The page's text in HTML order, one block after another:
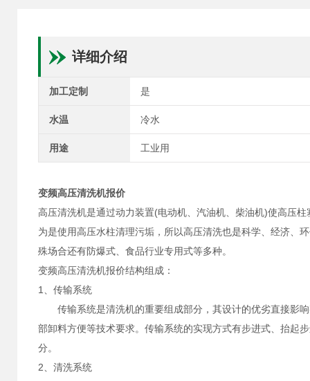
详细介绍
加工定制 是
水温 冷水
用途 工业用
变频高压清洗机报价
高压清洗机是通过动力装置(电动机、汽油机、柴油机)使高压
为是使用高压水柱清理污垢，所以高压清洗也是科学、经济、
殊场合还有防爆式、食品行业专用式等多种。
变频高压清洗机报价结构组成：
1、传输系统
传输系统是清洗机的重要组成部分，其设计的优劣直接影响
部卸料方便等技术要求。传输系统的实现方式有步进式、抬起
分。
2、清洗系统